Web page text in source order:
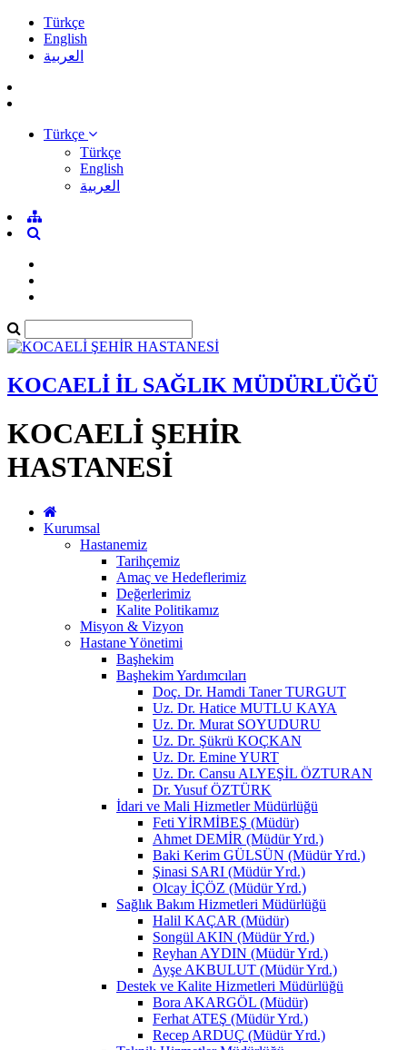
Türkçe
English
العربية
Türkçe
Türkçe
English
العربية
KOCAELİ İL SAĞLIK MÜDÜRLÜĞÜ
KOCAELİ ŞEHİR
HASTANESİ
Kurumsal
Hastanemiz
Tarihçemiz
Amaç ve Hedeflerimiz
Değerlerimiz
Kalite Politikamız
Misyon & Vizyon
Hastane Yönetimi
Başhekim
Başhekim Yardımcıları
Doç. Dr. Hamdi Taner TURGUT
Uz. Dr. Hatice MUTLU KAYA
Uz. Dr. Murat SOYUDURU
Uz. Dr. Şükrü KOÇKAN
Uz. Dr. Emine YURT
Uz. Dr. Cansu ALYEŞİL ÖZTURAN
Dr. Yusuf ÖZTÜRK
İdari ve Mali Hizmetler Müdürlüğü
Feti YİRMİBEŞ (Müdür)
Ahmet DEMİR (Müdür Yrd.)
Baki Kerim GÜLSÜN (Müdür Yrd.)
Şinasi SARI (Müdür Yrd.)
Olcay İÇÖZ (Müdür Yrd.)
Sağlık Bakım Hizmetleri Müdürlüğü
Halil KAÇAR (Müdür)
Songül AKIN (Müdür Yrd.)
Reyhan AYDIN (Müdür Yrd.)
Ayşe AKBULUT (Müdür Yrd.)
Destek ve Kalite Hizmetleri Müdürlüğü
Bora AKARGÖL (Müdür)
Ferhat ATEŞ (Müdür Yrd.)
Recep ARDUÇ (Müdür Yrd.)